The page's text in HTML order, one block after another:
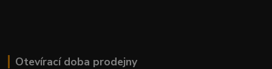
Otevírací doba prodejny